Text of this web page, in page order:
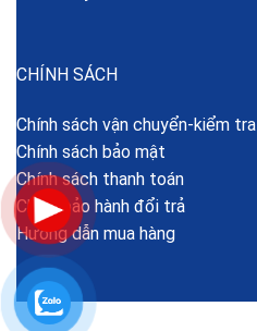
CHÍNH SÁCH
Chính sách vận chuyển-kiểm tra
Chính sách bảo mật
Chính sách thanh toán
Chính bảo hành đổi trả
Hướng dẫn mua hàng